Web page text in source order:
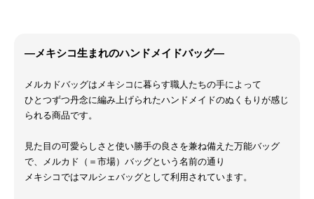
―メキシコ生まれのハンドメイドバッグ―
メルカドバッグはメキシコに暮らす職人たちの手によって
ひとつずつ丹念に編み上げられたハンドメイドのぬくもりが感じ
られる商品です。
見た目の可愛らしさと使い勝手の良さを兼ね備えた万能バッグ
で、メルカド（＝市場）バッグという名前の通り
メキシコではマルシェバッグとして利用されています。